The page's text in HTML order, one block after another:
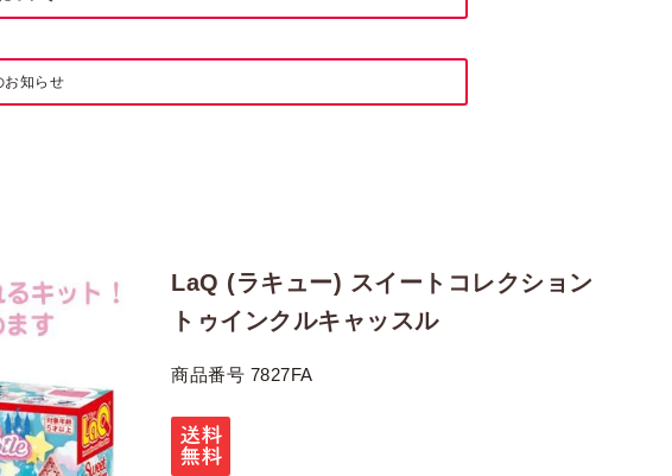
お知らせ
LaQ (ラキュー) スイートコレクション
トゥインクルキャッスル
商品番号 7827FA